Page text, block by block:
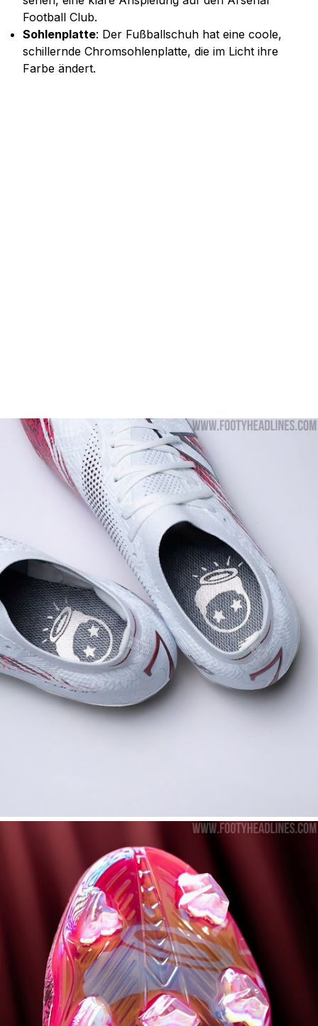
Football Club.
Sohlenplatte: Der Fußballschuh hat eine coole,
schillernde Chromsohlenplatte, die im Licht ihre
Farbe ändert.